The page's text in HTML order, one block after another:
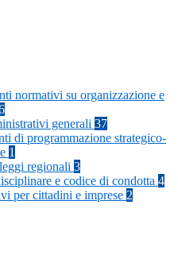
normativi su organizzazione e
generali 37
di programmazione strategico-
1
regionali 3
e codice di condotta 4
per cittadini e imprese 2